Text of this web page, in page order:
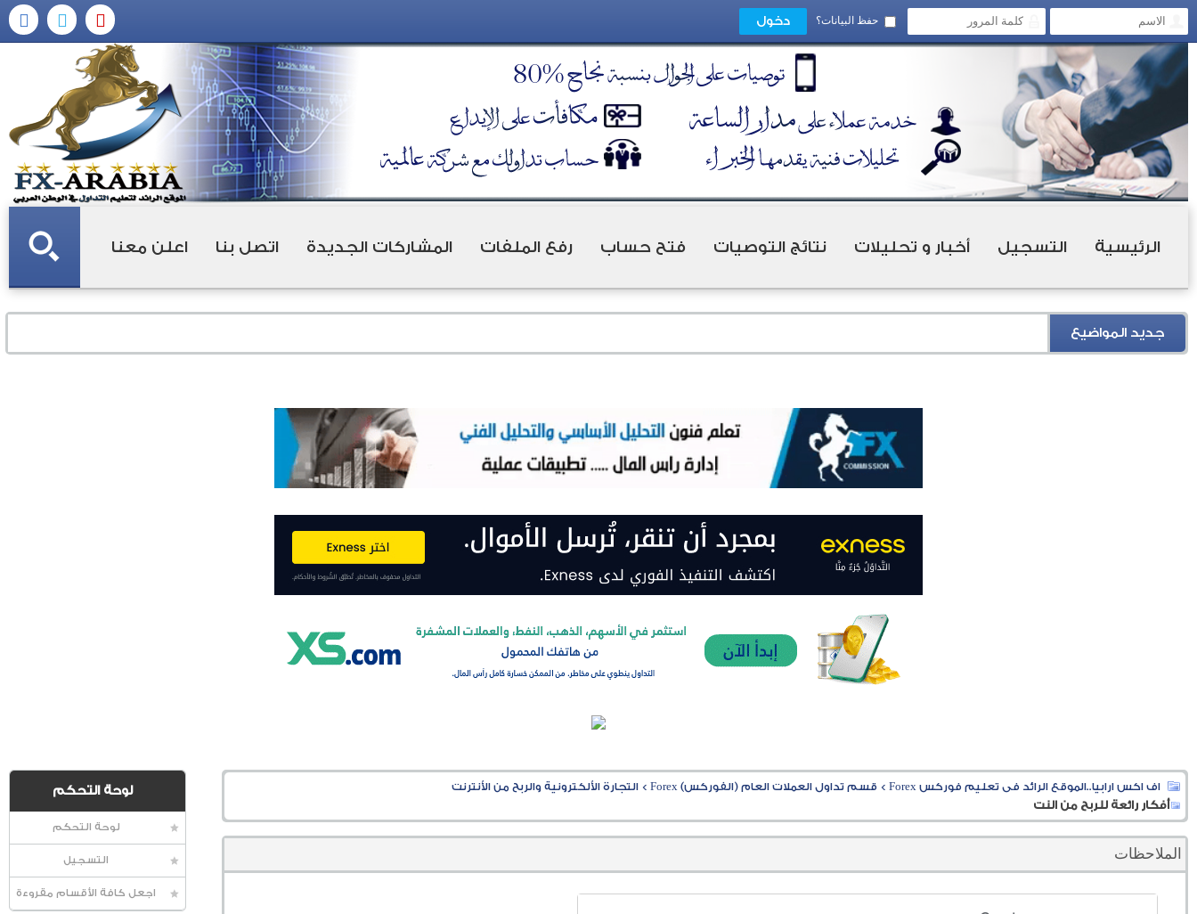
حفظ البيانات؟
الرئيسية التسجيل أخبار و تحليلات نتائج التوصيات فتح حساب رفع الملفات المشاركات الجديدة اتصل بنا اعلن معنا
جديد المواضيع
لوحة التحكم
لوحة التحكم
التسجيل
اجعل كافة الأقسام مقروءة
اف اكس ارابيا..الموقع الرائد فى تعليم فوركس Forex > قسم تداول العملات العام (الفوركس) Forex >التجارة الألكترونية والربح من الأنترنت
أفكار رائعة للربح من النت
الملاحظات